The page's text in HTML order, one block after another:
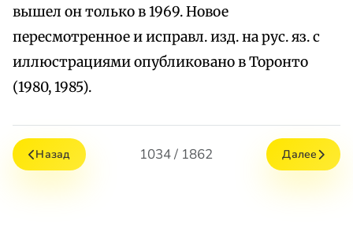
вышел он только в 1969. Новое
пересмотренное и исправл. изд. на рус. яз. с
иллюстрациями опубликовано в Торонто
(1980, 1985).
Назад 1034 / 1862 Далее